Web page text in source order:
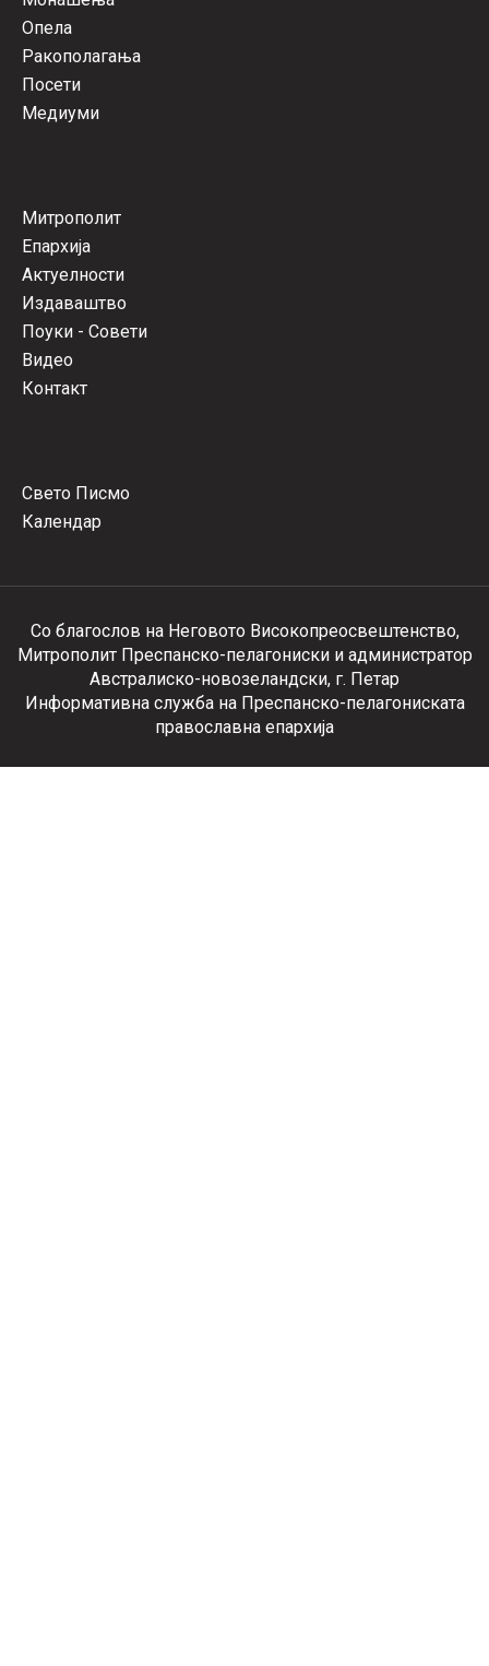
Опела
Ракополагања
Посети
Медиуми
Митрополит
Епархија
Актуелности
Издаваштво
Поуки - Совети
Видео
Контакт
Свето Писмо
Календар
Со благослов на Неговото Високопреосвештенство,
Митрополит Преспанско-пелагониски и администратор
Австралиско-новозеландски, г. Петар
Информативна служба на Преспанско-пелагониската
православна епархија